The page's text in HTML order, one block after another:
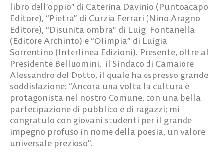
libro dell’oppio” di Caterina Davinio (Puntoacapo
Editore), “Pietra” di Curzia Ferrari (Nino Aragno
Editore), “Disunita ombra” di Luigi Fontanella
(Editore Archinto) e “Olimpia” di Luigia
Sorrentino (Interlinea Edizioni). Presente, oltre al
Presidente Belluomini, il Sindaco di Camaiore
Alessandro del Dotto, il quale ha espresso grande
soddisfazione: “Ancora una volta la cultura è
protagonista nel nostro Comune, con una bella
partecipazione di pubblico e di ragazzi; mi
congratulo con giovani studenti per il grande
impegno profuso in nome della poesia, un valore
universale prezioso”.